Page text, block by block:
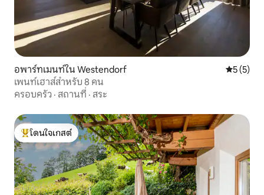
อพาร์ทเมนท์ใน Westendorf คะแนนเฉ
5 (5)
เพนท์เฮาส์สำหรับ 8 คน
ครอบครัว · สถานที่ · สระ
โดนใจเกสต์ที่สุด
โดนใจเกสต์